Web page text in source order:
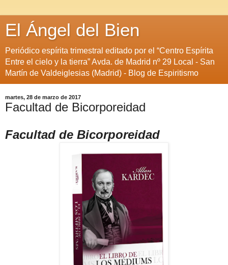
El Ángel del Bien
Periódico espírita trimestral editado por el “Centro Espírita
Entre el cielo y la tierra” Avda. de Madrid nº 29 Local - San
Martín de Valdeiglesias (Madrid) - Blog de Espiritismo
martes, 28 de marzo de 2017
Facultad de Bicorporeidad
Facultad de Bicorporeidad